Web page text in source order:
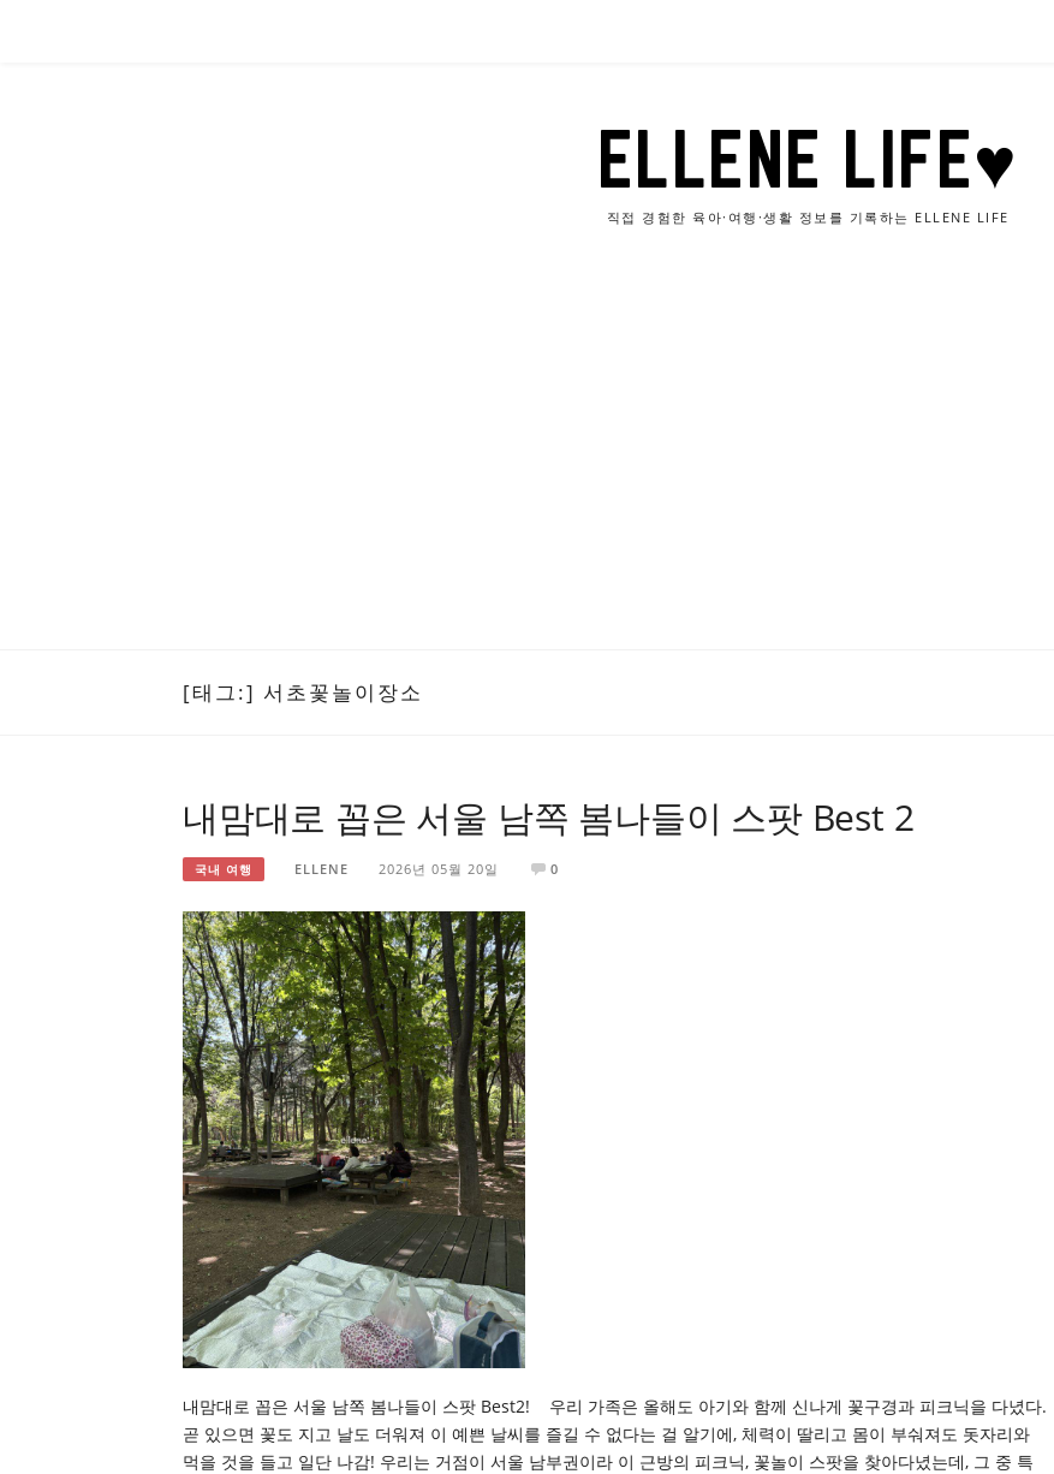
ELLENE LIFE♥
직접 경험한 육아·여행·생활 정보를 기록하는 ELLENE LIFE
[태그:] 서초꽃놀이장소
내맘대로 꼽은 서울 남쪽 봄나들이 스팟 Best 2
국내 여행 ELLENE 2026년 05월 20일 0
내맘대로 꼽은 서울 남쪽 봄나들이 스팟 Best2! 우리 가족은 올해도 아기와 함께 신나게 꽃구경과 피크닉을 다녔다.
곧 있으면 꽃도 지고 날도 더워져 이 예쁜 날씨를 즐길 수 없다는 걸 알기에, 체력이 딸리고 몸이 부숴져도 돗자리와
먹을 것을 들고 일단 나감! 우리는 거점이 서울 남부권이라 이 근방의 피크닉, 꽃놀이 스팟을 찾아다녔는데, 그 중 특